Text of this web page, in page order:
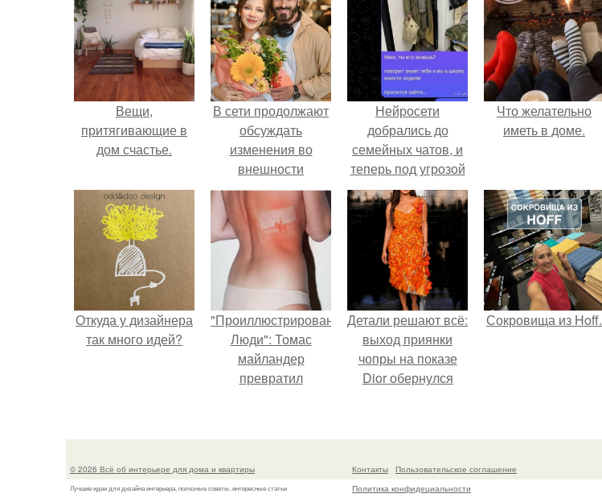
Вещи,
притягивающие в
дом счастье.
В сети продолжают
обсуждать
изменения во
внешности
актрисы.
Нейросети
добрались до
семейных чатов, и
теперь под угрозой
мамины нервы.
Что желательно
иметь в доме.
Откуда у дизайнера
так много идей?
"Проиллюстрированные
Люди": Томас
майландер
превратил
Детали решают всё:
выход приянки
чопры на показе
Dior обернулся
пошива.
Сокровища из Hoff.
© 2026 Всё об интерьере для дома и квартиры
Лучшие идеи для дизайна интерьера, полезные советы, интересные статьи
Контакты
Пользовательское соглашение
Политика конфидециальности